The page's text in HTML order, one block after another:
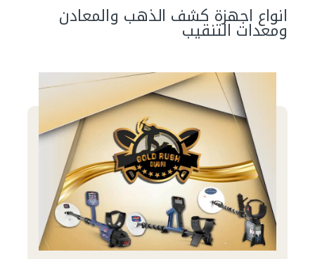
انواع اجهزة كشف الذهب والمعادن
ومعدات التنقيب